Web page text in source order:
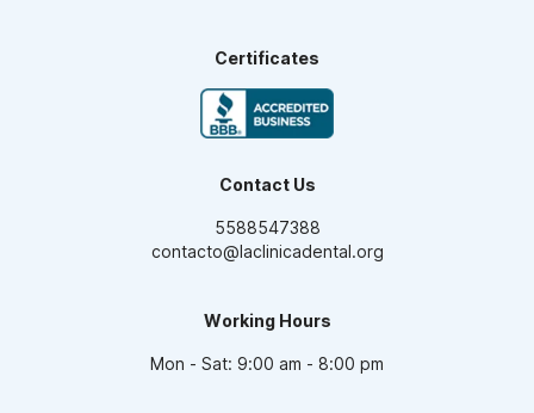
Dental Veneers
High Aesthetic Resins
Periodontics
Certificates
Contact Us
5588547388
contacto@laclinicadental.org
Working Hours
Mon - Sat: 9:00 am - 8:00 pm